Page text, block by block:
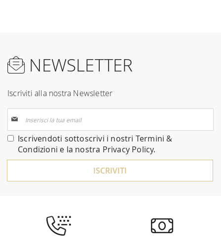
NEWSLETTER
Iscriviti alla nostra Newsletter
alla
nostra
Newsletter:
Iscrivendoti sottoscrivi i nostri Termini &
Condizioni e la nostra Privacy Policy.
ISCRIVITI